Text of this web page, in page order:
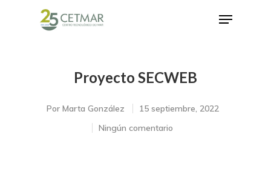
Hit enter to search or ESC to close
Proyecto SECWEB
Por Marta González
15 septiembre, 2022
Ningún comentario